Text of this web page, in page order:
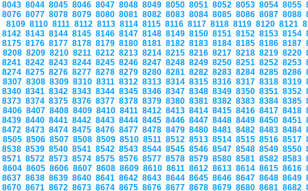
8043 8044 8045 8046 8047 8048 8049 8050 8051 8052 8053 8054 8055
8076 8077 8078 8079 8080 8081 8082 8083 8084 8085 8086 8087 8088
8109 8110 8111 8112 8113 8114 8115 8116 8117 8118 8119 8120 8121
8142 8143 8144 8145 8146 8147 8148 8149 8150 8151 8152 8153 8154
8175 8176 8177 8178 8179 8180 8181 8182 8183 8184 8185 8186 8187
8208 8209 8210 8211 8212 8213 8214 8215 8216 8217 8218 8219 8220
8241 8242 8243 8244 8245 8246 8247 8248 8249 8250 8251 8252 8253
8274 8275 8276 8277 8278 8279 8280 8281 8282 8283 8284 8285 8286
8307 8308 8309 8310 8311 8312 8313 8314 8315 8316 8317 8318 8319
8340 8341 8342 8343 8344 8345 8346 8347 8348 8349 8350 8351 8352
8373 8374 8375 8376 8377 8378 8379 8380 8381 8382 8383 8384 8385
8406 8407 8408 8409 8410 8411 8412 8413 8414 8415 8416 8417 8418
8439 8440 8441 8442 8443 8444 8445 8446 8447 8448 8449 8450 8451
8472 8473 8474 8475 8476 8477 8478 8479 8480 8481 8482 8483 8484
8505 8506 8507 8508 8509 8510 8511 8512 8513 8514 8515 8516 8517
8538 8539 8540 8541 8542 8543 8544 8545 8546 8547 8548 8549 8550
8571 8572 8573 8574 8575 8576 8577 8578 8579 8580 8581 8582 8583
8604 8605 8606 8607 8608 8609 8610 8611 8612 8613 8614 8615 8616
8637 8638 8639 8640 8641 8642 8643 8644 8645 8646 8647 8648 8649
8670 8671 8672 8673 8674 8675 8676 8677 8678 8679 8680 8681 8682